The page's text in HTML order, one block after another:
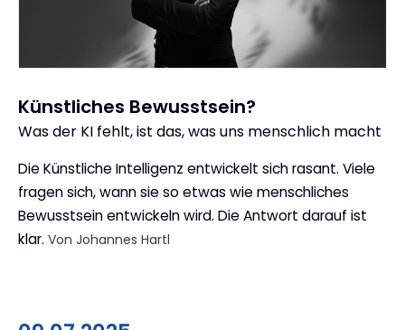
Künstliches Bewusstsein?
:
Was der KI fehlt, ist das, was uns menschlich macht
Die Künstliche Intelligenz entwickelt sich rasant. Viele
fragen sich, wann sie so etwas wie menschliches
Bewusstsein entwickeln wird. Die Antwort darauf ist
klar. Von Johannes Hartl